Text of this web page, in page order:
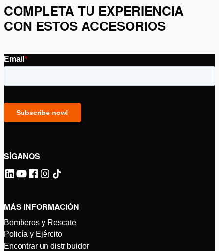
COMPLETA TU EXPERIENCIA
CON ESTOS ACCESORIOS
SÍGANOS
MÁS INFORMACIÓN
Bomberos y Rescate
Policía y Ejército
Encontrar un distribuidor